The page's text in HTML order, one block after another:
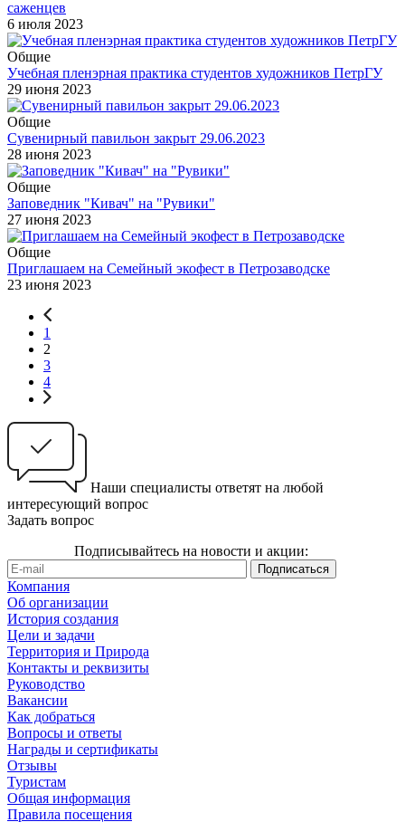
саженцев
6 июля 2023
Общие
Учебная пленэрная практика студентов художников ПетрГУ
29 июня 2023
Общие
Сувенирный павильон закрыт 29.06.2023
28 июня 2023
Общие
Заповедник "Кивач" на "Рувики"
27 июня 2023
Общие
Приглашаем на Семейный экофест в Петрозаводске
23 июня 2023
1
2
3
4
Наши специалисты ответят на любой
интересующий вопрос
Задать вопрос
Подписывайтесь на новости и акции:
Компания
Об организации
История создания
Цели и задачи
Территория и Природа
Контакты и реквизиты
Руководство
Вакансии
Как добраться
Вопросы и ответы
Награды и сертификаты
Отзывы
Туристам
Общая информация
Правила посещения